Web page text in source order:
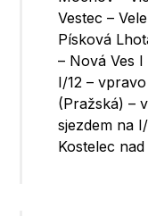
Vestec –
Písková
– Nová Ves
I/12 –
(Pražská) –
sjezdem na
Kostelec nad